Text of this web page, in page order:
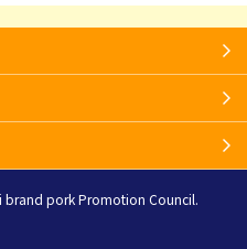
brand pork Promotion Council.